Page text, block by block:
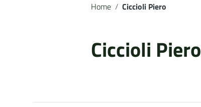
Home / Ciccioli Piero
Ciccioli Piero